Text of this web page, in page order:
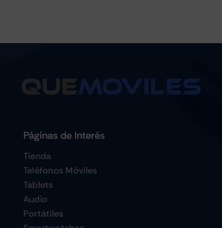
Páginas de Interés
Tienda
Teléfonos Móviles
Tablets
Audio
Portátiles